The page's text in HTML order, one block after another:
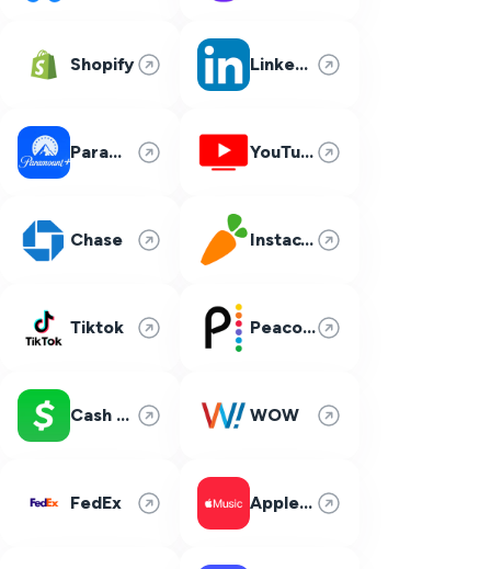
Shopify LinkedIn
Paramount Plus YouTube TV
Chase Instacart
Tiktok Peacock
Cash App WOW
FedEx Apple Music